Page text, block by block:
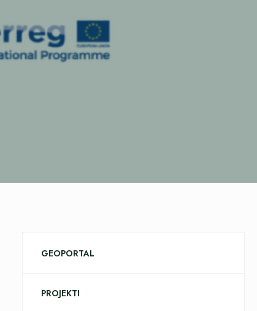
GEOPORTAL
PROJEKTI